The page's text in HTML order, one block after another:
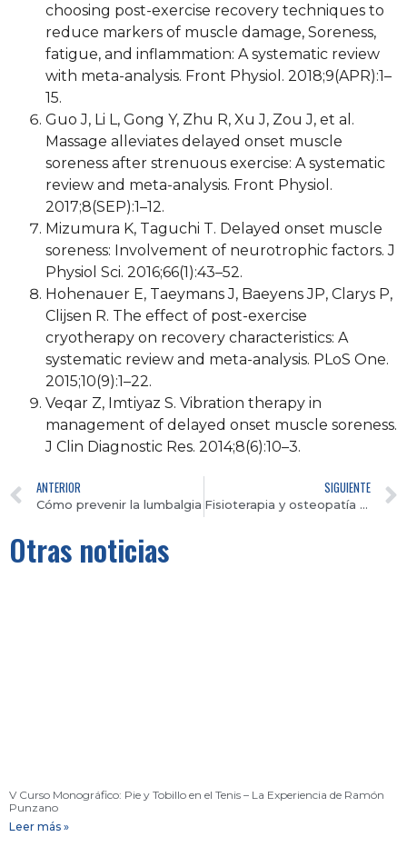
choosing post-exercise recovery techniques to
reduce markers of muscle damage, Soreness,
fatigue, and inflammation: A systematic review
with meta-analysis. Front Physiol. 2018;9(APR):1–
15.
Guo J, Li L, Gong Y, Zhu R, Xu J, Zou J, et al.
Massage alleviates delayed onset muscle
soreness after strenuous exercise: A systematic
review and meta-analysis. Front Physiol.
2017;8(SEP):1–12.
Mizumura K, Taguchi T. Delayed onset muscle
soreness: Involvement of neurotrophic factors. J
Physiol Sci. 2016;66(1):43–52.
Hohenauer E, Taeymans J, Baeyens JP, Clarys P,
Clijsen R. The effect of post-exercise
cryotherapy on recovery characteristics: A
systematic review and meta-analysis. PLoS One.
2015;10(9):1–22.
Veqar Z, Imtiyaz S. Vibration therapy in
management of delayed onset muscle soreness.
J Clin Diagnostic Res. 2014;8(6):10–3.
ANTERIOR
Cómo prevenir la lumbalgia
SIGUIENTE
Fisioterapia y osteopatía para tratar la ciática
Otras noticias
V Curso Monográfico: Pie y Tobillo en el Tenis – La Experiencia de Ramón
Punzano
Leer más »